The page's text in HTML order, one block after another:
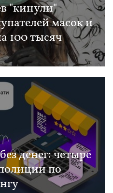
"кинули"
масок и
100 тысяч
денег: четыре
по